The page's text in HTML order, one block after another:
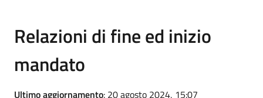
Relazioni di fine ed inizio
mandato
Ultimo aggiornamento: 20 agosto 2024, 15:07